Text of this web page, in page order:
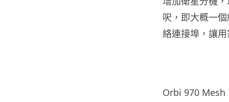
呎，即大概一
絡連接埠，讓
Orbi 970 Mesh